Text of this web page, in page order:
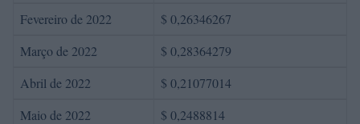
Fevereiro de 2022
$ 0,26346267
Março de 2022
$ 0,28364279
Abril de 2022
$ 0,21077014
Maio de 2022
$ 0,2488814